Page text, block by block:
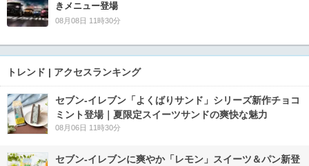
きメニュー登場
08月08日 11時30分
トレンド | アクセスランキング
セブン‐イレブン「よくばりサンド」シリーズ新作チョコ
ミント登場｜夏限定スイーツサンドの爽快な魅力
08月06日 11時30分
セブン‐イレブンに爽やか「レモン」スイーツ＆パン新登